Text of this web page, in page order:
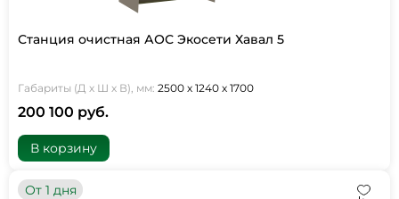
Станция очистная АОС Экосети Хавал 5
Габариты (Д х Ш х В), мм: 2500 х 1240 х 1700
200 100 руб.
В корзину
От 1 дня